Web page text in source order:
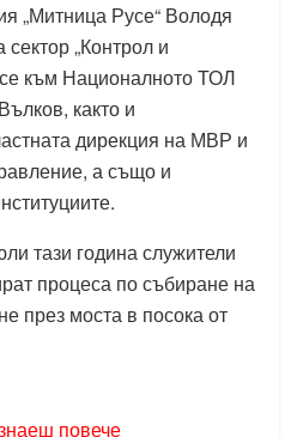
„Митница Русе“ Володя
„Контрол и
към Националното ТОЛ
както и
дирекция на МВР и
а също и
тази година служители
процеса по събиране на
през моста в посока от